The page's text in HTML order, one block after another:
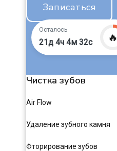
Записаться
Осталось
21д 4ч 4м 31с 🔥
Чистка зубов
Air Flow
Удаление зубного камня
Фторирование зубов